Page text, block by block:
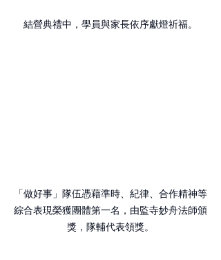
結營典禮中，學員與家長依序獻燈祈福。
「做好事」隊伍憑藉準時、紀律、合作精神等
綜合表現榮獲團體第一名，由監寺妙舟法師頒
獎，隊輔代表領獎。